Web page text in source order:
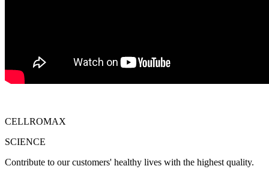
CELLROMAX
SCIENCE
Contribute to our customers' healthy lives with the highest quality.